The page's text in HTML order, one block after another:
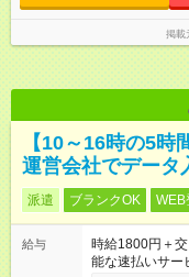
掲載
【10～16時の5
運営会社でデータ
派遣 ブランクOK WEB
給与
時給1800円＋
能な速払いサー